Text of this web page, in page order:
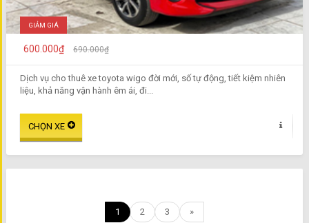
GIẢM GIÁ
600.000₫ 690.000₫
Dịch vụ cho thuê xe toyota wigo đời mới, số tự động, tiết kiệm nhiên
liệu, khả năng vận hành êm ái, đi...
1 2 3 »